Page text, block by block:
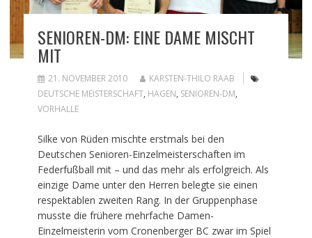
SENIOREN-DM: EINE DAME MISCHT
MIT
21. NOVEMBER 2010
KARSTEN-THILO RAAB
DEUTSCHE MEISTERSCHAFT, HAGEN, SENIOREN-DM,
VORHALLE
Silke von Rüden mischte erstmals bei den
Deutschen Senioren-Einzelmeisterschaften im
Federfußball mit – und das mehr als erfolgreich. Als
einzige Dame unter den Herren belegte sie einen
respektablen zweiten Rang. In der Gruppenphase
musste die frühere mehrfache Damen-
Einzelmeisterin vom Cronenberger BC zwar im Spiel